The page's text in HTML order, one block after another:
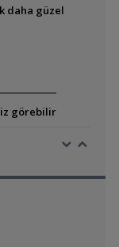
daha güzel
görebilir